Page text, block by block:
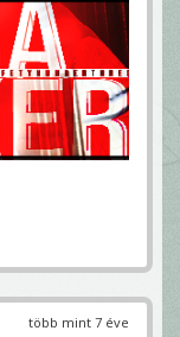
több mint 7 éve